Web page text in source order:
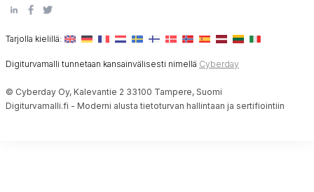
Tarjolla kielillä:
Digiturvamalli tunnetaan kansainvälisesti nimellä Cyberday
© Cyberday Oy, Kalevantie 2 33100 Tampere, Suomi
Digiturvamalli.fi - Moderni alusta tietoturvan hallintaan ja sertifiointiin